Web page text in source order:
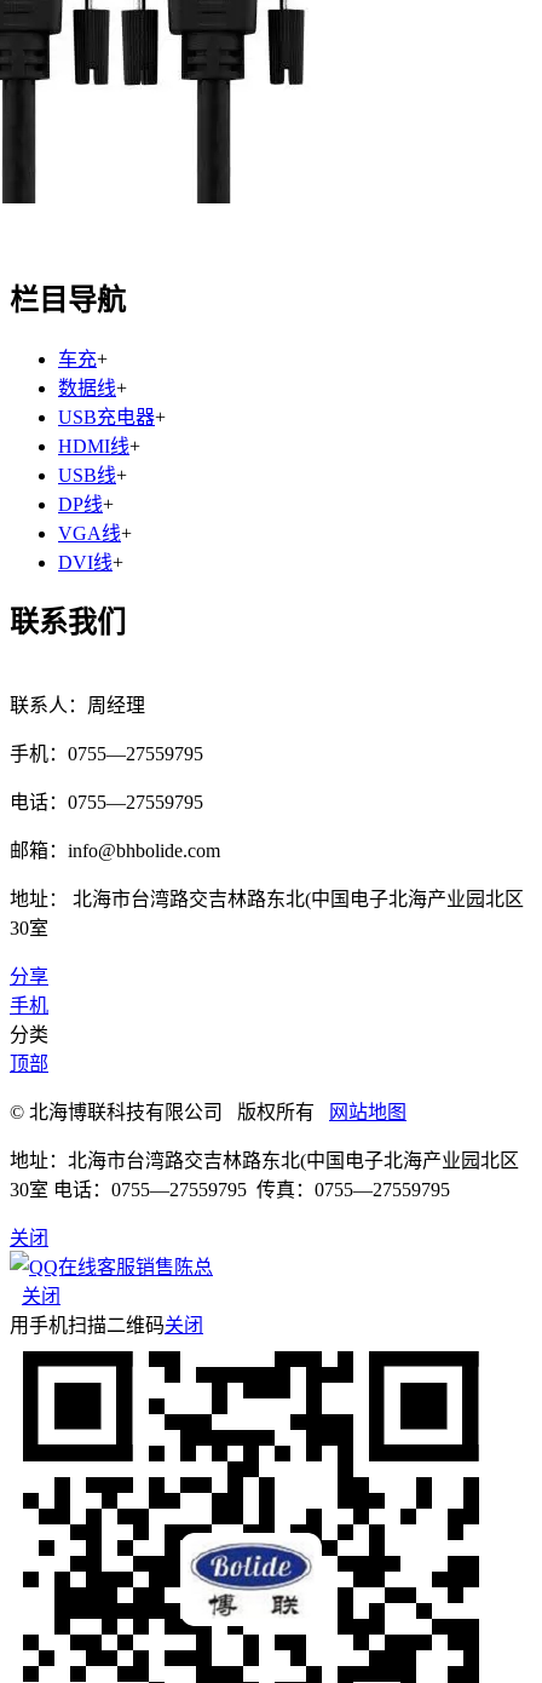
栏目导航
车充+
数据线+
USB充电器+
HDMI线+
USB线+
DP线+
VGA线+
DVI线+
联系我们
联系人：周经理
手机：0755—27559795
电话：0755—27559795
邮箱：info@bhbolide.com
地址： 北海市台湾路交吉林路东北(中国电子北海产业园北区
30室
分享
手机
分类
顶部
© 北海博联科技有限公司 版权所有 网站地图
地址：北海市台湾路交吉林路东北(中国电子北海产业园北区
30室 电话：0755—27559795 传真：0755—27559795
关闭
销售陈总
关闭
用手机扫描二维码关闭